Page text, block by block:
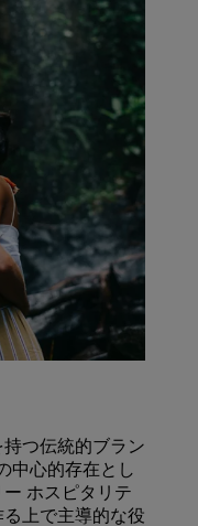
つ伝統的ブラン
中心的存在とし
ホスピタリテ
上で主導的な役